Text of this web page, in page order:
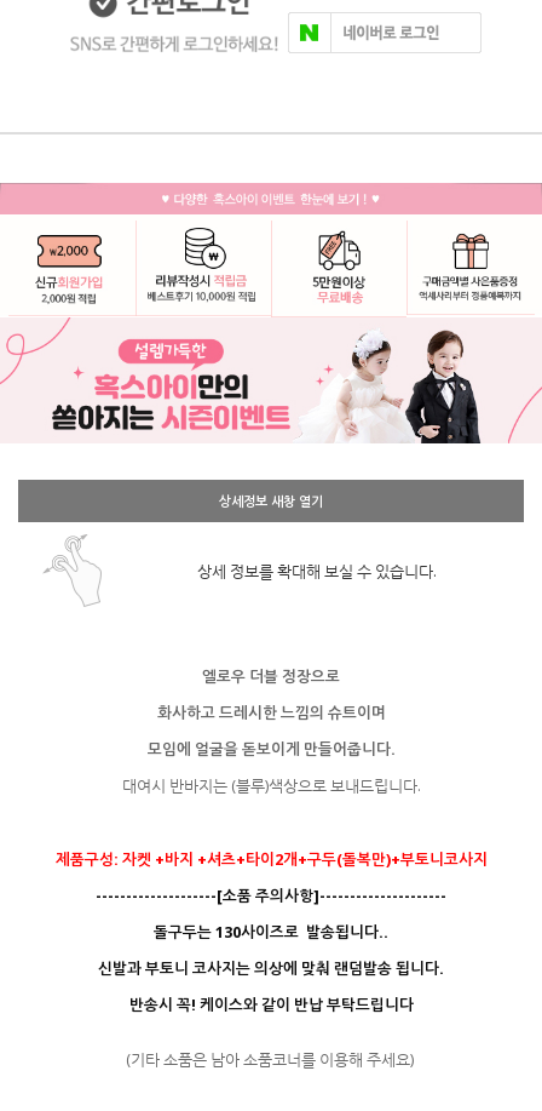
상세정보 새창 열기
상세 정보를 확대해 보실 수 있습니다.
엘로우 더블 정장으로
화사하고 드레시한 느낌의 슈트이며
모임에 얼굴을 돋보이게 만들어줍니다.
대여시 반바지는 (블루)색상으로 보내드립니다.
제품구성: 자켓 +바지 +셔츠+타이2개+구두(돌복만)+부토니코사지
--------------------[소품 주의사항]---------------------
돌구두는 130사이즈로 발송됩니다..
신발과 부토니 코사지는 의상에 맞춰 랜덤발송 됩니다.
반송시 꼭! 케이스와 같이 반납 부탁드립니다
(기타 소품은 남아 소품코너를 이용해 주세요)